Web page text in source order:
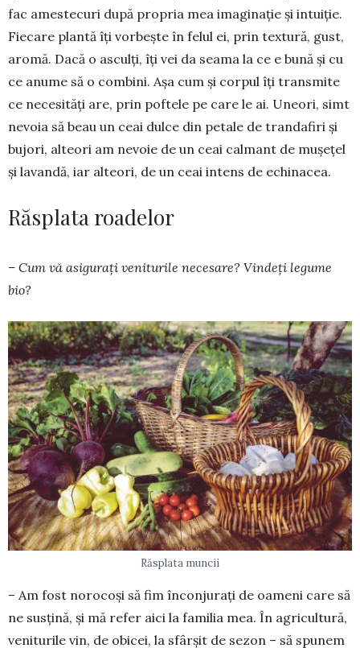
fac amestecuri după propria mea imaginație și intuiție.
Fiecare plantă îți vorbește în felul ei, prin textură, gust,
aromă. Dacă o as­culți, îți vei da seama la ce e bună și cu
ce anume să o combini. Așa cum și corpul îți transmite
ce necesități are, prin poftele pe care le ai. Uneori, simt
nevoia să beau un ceai dulce din petale de trandafiri și
bujori, alteori am nevoie de un ceai calmant de mușețel
și lavandă, iar alteori, de un ceai intens de echi­nacea.
Răsplata roadelor
– Cum vă asi­gurați veniturile ne­­cesare? Vindeți le­gume
bio?
Răsplata muncii
– Am fost no­ro­coși să fim încon­ju­rați de oameni care să
ne susțină, și mă refer aici la familia mea. În agricultură,
veniturile vin, de obi­cei, la sfârșit de sezon – să spunem